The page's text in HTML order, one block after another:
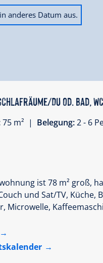
anderes Datum aus.
Du od. Bad, WC
75 m² | Belegung:2 - 6
ist 78 m² groß,
und Sat/TV, Küche,
Microwelle,